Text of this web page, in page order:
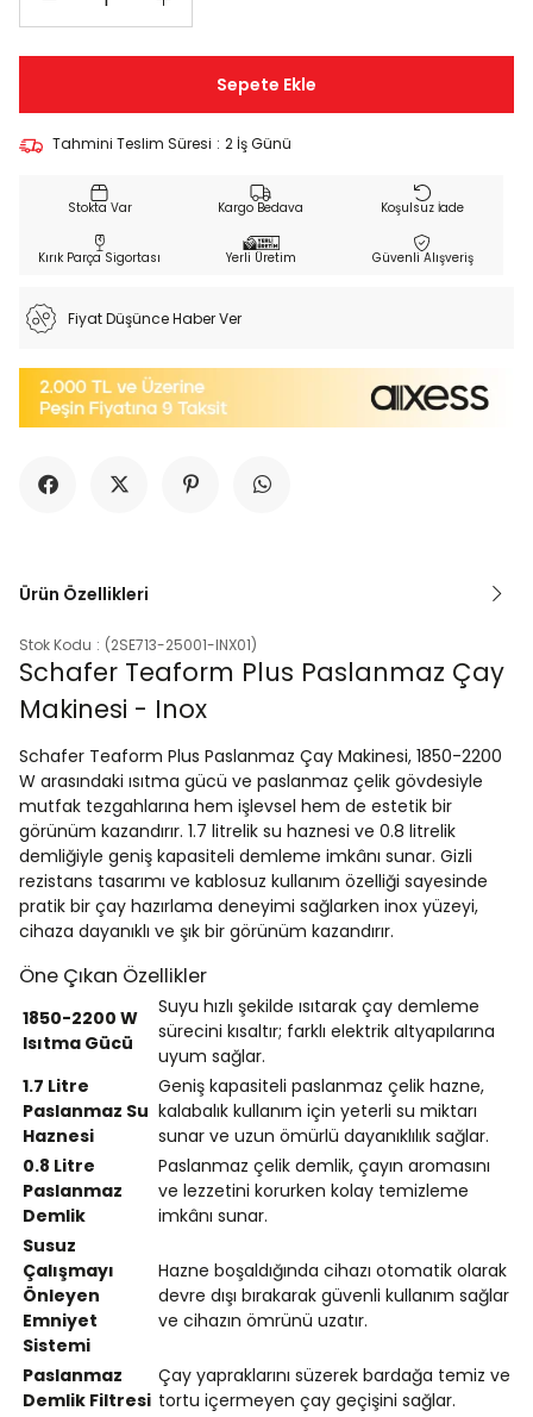
Tahmini Teslim Süresi : 2 İş Günü
Kargo Bedava Koşulsuz İade
Kırık Parça Sigortası Yerli Üretim Güvenli Alışveriş
Fiyat Düşünce Haber Ver
Ürün Özellikleri
Stok Kodu (2SE713-25001-INX01)
Schafer Teaform Plus Paslanmaz Çay
Makinesi - Inox
Schafer Teaform Plus Paslanmaz Çay Makinesi, 1850-2200
W arasındaki ısıtma gücü ve paslanmaz çelik gövdesiyle
mutfak tezgahlarına hem işlevsel hem de estetik bir
görünüm kazandırır. 1.7 litrelik su haznesi ve 0.8 litrelik
demliğiyle geniş kapasiteli demleme imkânı sunar. Gizli
rezistans tasarımı ve kablosuz kullanım özelliği sayesinde
pratik bir çay hazırlama deneyimi sağlarken inox yüzeyi,
cihaza dayanıklı ve şık bir görünüm kazandırır.
Öne Çıkan Özellikler
1850-2200 W
Isıtma Gücü
Suyu hızlı şekilde ısıtarak çay demleme
sürecini kısaltır; farklı elektrik altyapılarına
uyum sağlar.
1.7 Litre
Paslanmaz Su
Haznesi
Geniş kapasiteli paslanmaz çelik hazne,
kalabalık kullanım için yeterli su miktarı
sunar ve uzun ömürlü dayanıklılık sağlar.
0.8 Litre
Paslanmaz
Demlik
Paslanmaz çelik demlik, çayın aromasını
ve lezzetini korurken kolay temizleme
imkânı sunar.
Susuz
Çalışmayı
Önleyen
Emniyet
Sistemi
Hazne boşaldığında cihazı otomatik olarak
devre dışı bırakarak güvenli kullanım sağlar
ve cihazın ömrünü uzatır.
Paslanmaz
Demlik Filtresi
Çay yapraklarını süzerek bardağa temiz ve
tortu içermeyen çay geçişini sağlar.